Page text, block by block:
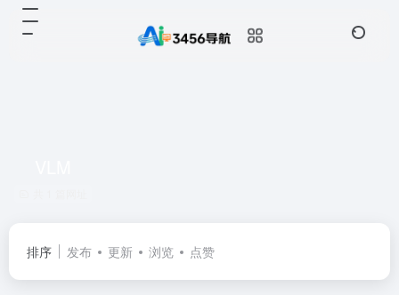
排序 发布 更新 浏览 点赞